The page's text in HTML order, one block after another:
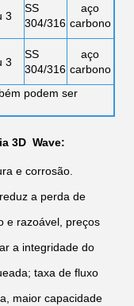
3
SS
304/316
aço
carbono
3
SS
304/316
aço
carbono
podem ser
3D Wave:
e corrosão.
a perda de
e razoável, preços
a integridade do
taxa de fluxo
maior capacidade